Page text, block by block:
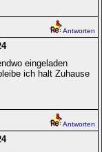
Antworten
eingeladen
ich halt Zuhause
Antworten